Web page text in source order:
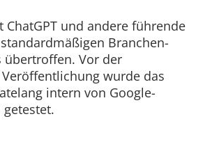
ChatGPT und andere führende
Branchen-
übertroffen. Vor der
wurde das
intern von Google-